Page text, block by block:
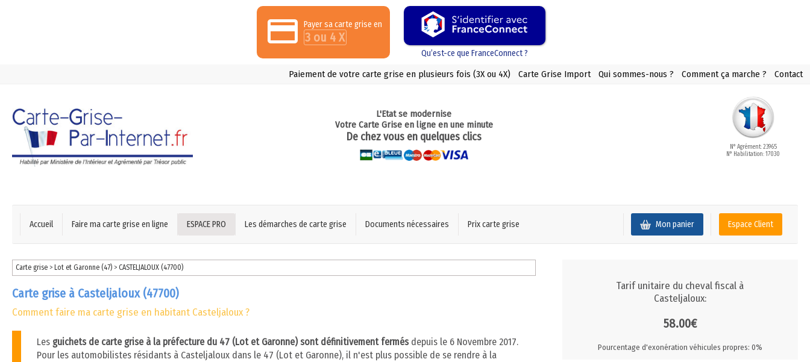
Payer sa carte grise en
3 ou 4 X
Qu’est-ce que FranceConnect ?
Paiement de votre carte grise en plusieurs fois (3X ou 4X) Carte Grise Import Qui sommes-nous ? Comment ça marche ? Contact
L'Etat se modernise
Votre Carte Grise en ligne en une minute
De chez vous en quelques clics
N° Agrément: 23965
N° Habilitation: 17030
Accueil Faire ma carte grise en ligne ESPACE PRO Les démarches de carte grise Documents nécessaires Prix carte grise Espace Client
Mon panier
Carte grise > Lot et Garonne (47)>CASTELJALOUX (47700)
Carte grise à Casteljaloux (47700)
Comment faire ma carte grise en habitant Casteljaloux ?
Les guichets de carte grise à la préfecture du 47 (Lot et Garonne) sont définitivement fermés depuis le 6 Novembre 2017.
Pour les automobilistes résidants à Casteljaloux dans le 47 (Lot et Garonne), il n'est plus possible de se rendre à la
Tarif unitaire du cheval fiscal à
Casteljaloux:
58.00€
Pourcentage d'exonération véhicules propres: 0%